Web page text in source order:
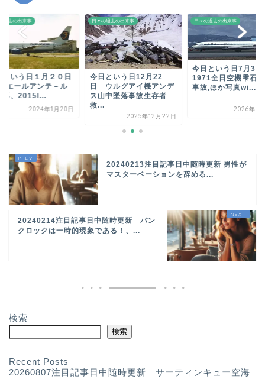
過去の出来事
という日１月２０日
エールアンテ－ル
落、2015I...
2024年1月20日
日々の過去の出来事
今日という日12月22
日 ウルグアイ機アンデ
ス山中墜落事故生存者
救...
2025年12月22日
日々の過去の出来事
今日という日7月
1971全日空機雫石
事故,ほか写真wi...
2026年7
20240213注目記事日中随時更新 男性が
マスターベーションを辞める...
20240214注目記事日中随時更新 パン
クロックは一時的現象である！、...
検索
検索
Recent Posts
20260807注目記事日中随時更新 サーティンキュー空海